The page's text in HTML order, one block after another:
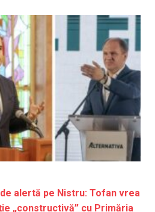
alertă pe Nistru: Tofan vrea
„constructivă” cu Primăria